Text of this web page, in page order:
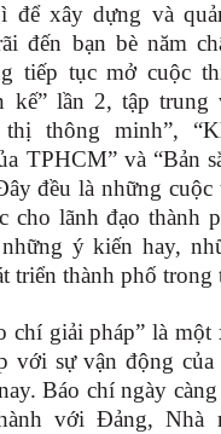
để xây dựng và
đến bạn bè năm
tiếp tục mở cuộc
kế” lần 2, tập trung
thông minh”,
TPHCM” và “Bản
đều là những cuộc
cho lãnh đạo thành
ý kiến hay,
triển thành phố
chí giải pháp” là
với sự vận động của
Báo chí ngày
với Đảng, Nhà